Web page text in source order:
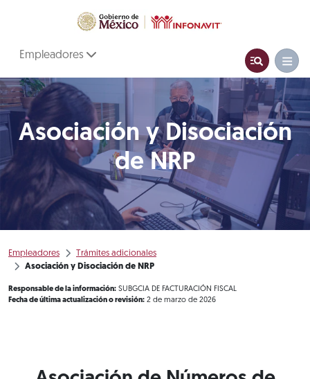
Empleadores
Asociación y Disociación
de NRP
Empleadores
Trámites adicionales
Asociación y Disociación de NRP
Responsable de la información: SUBGCIA DE FACTURACIÓN FISCAL
Fecha de última actualización o revisión: 2 de marzo de 2026